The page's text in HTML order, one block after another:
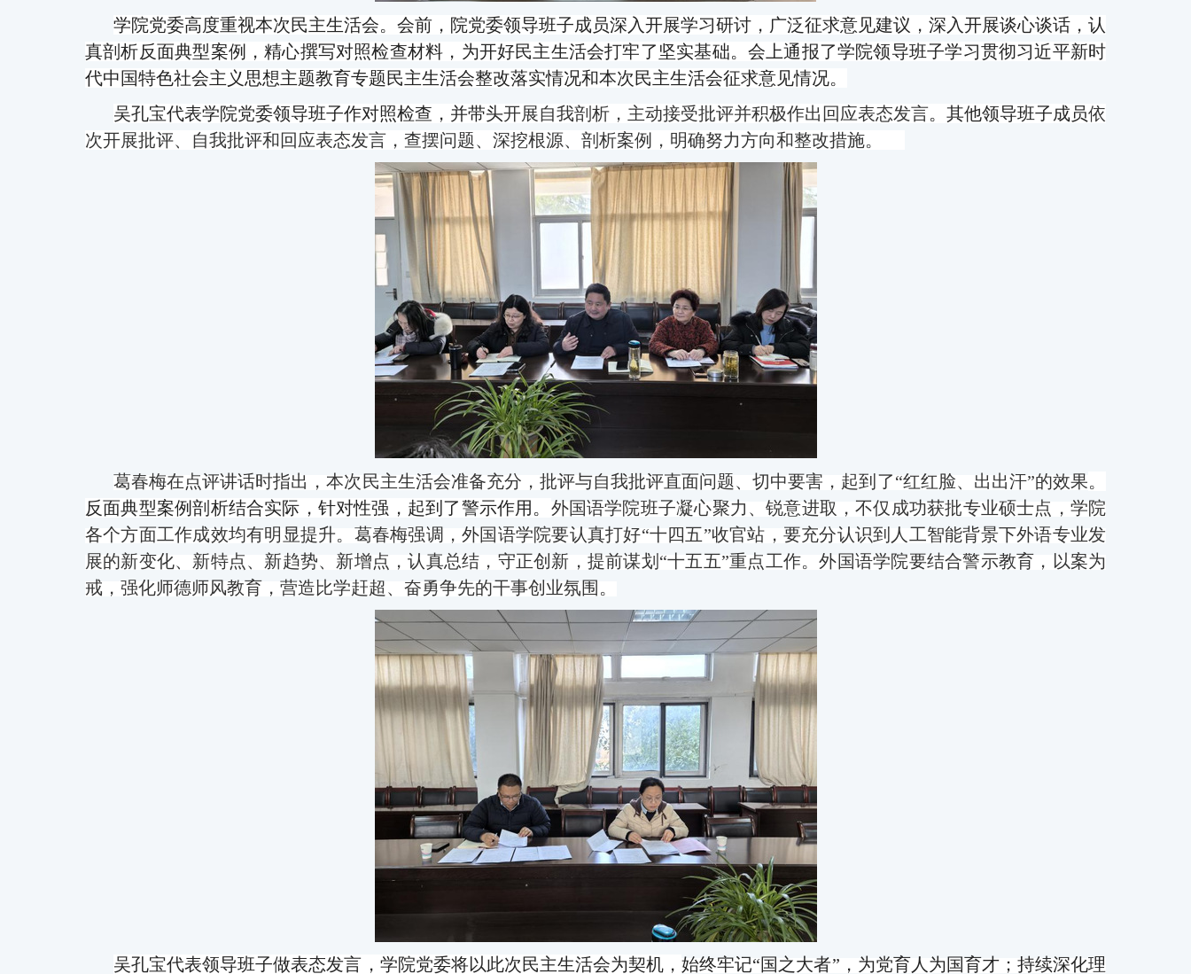
学院党委高度重视本次民主生活会。会前， 院党委领导班子成员深入开展学习研讨，广泛征求意见建议， 深入开展谈心谈话， 认
真剖析反面典型案例 ，精心撰写对照检查材料，为开好民主生活会打牢了坚实基础。 会上通报了学院领导班子学习贯彻习近平新时
代中国特色社会主义思想主题教育专题民主生活会整改落实情况和本次民主生活会征求意见情况。
吴孔宝代表学院党委领导班子作对照检查，并带头开展自我剖析，主动接受批评并积极作出回应表态发言。 其他领导班子成员依
次开展批评、 自我批评和回应表态发言 ，查摆问题、深挖根源、剖析案例，明确努力方向和整改措施。
葛春梅在点评讲话时指出，本次民主生活会准备充分，批评与自我批评直面问题、切中要害，起到了“红红脸、出出汗”的效果。
反面典型案例剖析结合实际，针对性强，起到了警示作用。 外国语学院班子凝心聚力、锐意进取，不仅成功获批专业硕士点，学院
各个方面工作成效均有明显提升。葛春梅强调，外国语学院要认真打好“十四五”收官站，要充分认识到人工智能背景下外语专业发
展的新变化、新特点、新趋势、新增点，认真总结，守正创新，提前谋划“十五五”重点工作。外国语学院要结合警示教育，以案为
戒，强化师德师风教育，营造比学赶超、奋勇争先的干事创业氛围。
吴孔宝代表领导班子做表态发言， 学院党委将以此次民主生活会为契机，始终牢记“国之大者”，为党育人为国育才；持续深化理